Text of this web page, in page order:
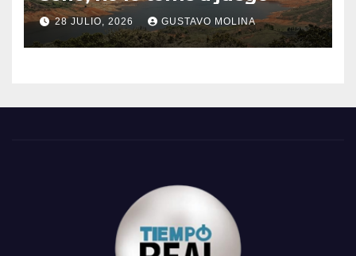
28 JULIO, 2026 GUSTAVO MOLINA